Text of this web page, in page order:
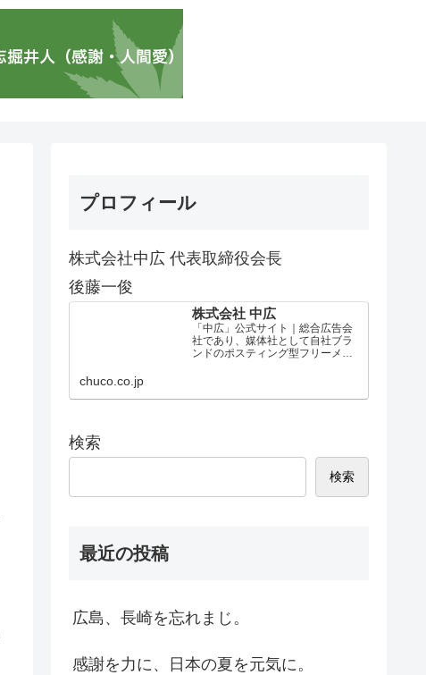
プロフィール
株式会社中広 代表取締役会長
後藤一俊
株式会社 中広
「中広」公式サイト｜総合広告会
社であり、媒体社として自社ブラ
ンドのポスティング型フリーメデ
chuco.co.jp
検索
検索
最近の投稿
広島、長崎を忘れまじ。
感謝を力に、日本の夏を元気に。